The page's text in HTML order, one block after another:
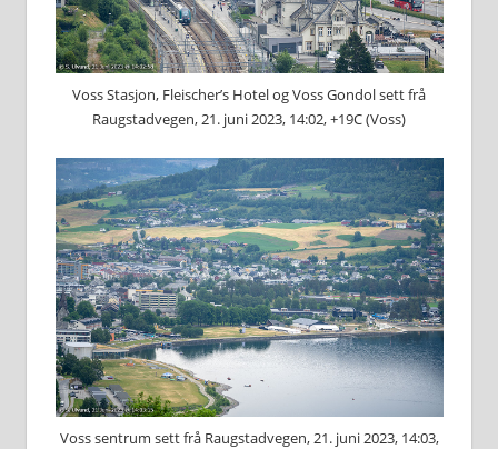
Voss Stasjon, Fleischer’s Hotel og Voss Gondol sett frå
Raugstadvegen, 21. juni 2023, 14:02, +19C (Voss)
Voss sentrum sett frå Raugstadvegen, 21. juni 2023, 14:03,